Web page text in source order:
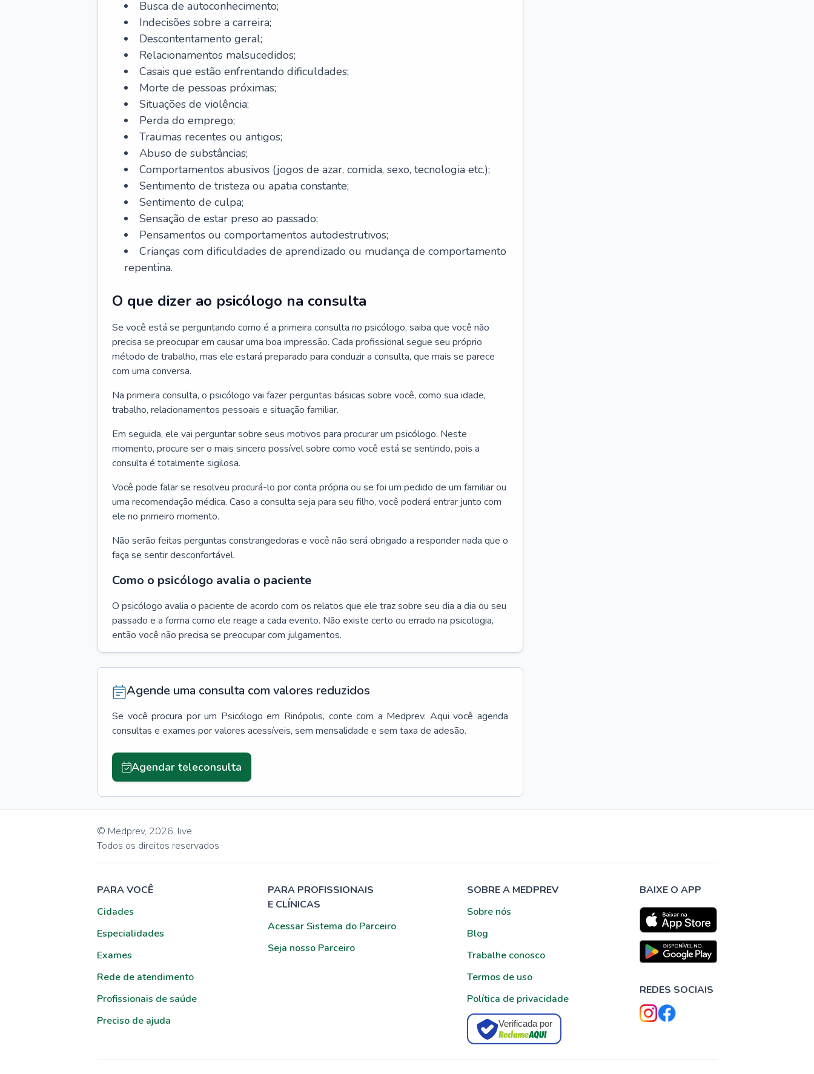
Busca de autoconhecimento;
Indecisões sobre a carreira;
Descontentamento geral;
Relacionamentos malsucedidos;
Casais que estão enfrentando dificuldades;
Morte de pessoas próximas;
Situações de violência;
Perda do emprego;
Traumas recentes ou antigos;
Abuso de substâncias;
Comportamentos abusivos (jogos de azar, comida, sexo, tecnologia etc.);
Sentimento de tristeza ou apatia constante;
Sentimento de culpa;
Sensação de estar preso ao passado;
Pensamentos ou comportamentos autodestrutivos;
Crianças com dificuldades de aprendizado ou mudança de comportamento
repentina.
O que dizer ao psicólogo na consulta
Se você está se perguntando como é a primeira consulta no psicólogo, saiba que você não
precisa se preocupar em causar uma boa impressão. Cada profissional segue seu próprio
método de trabalho, mas ele estará preparado para conduzir a consulta, que mais se parece
com uma conversa.
Na primeira consulta, o psicólogo vai fazer perguntas básicas sobre você, como sua idade,
trabalho, relacionamentos pessoais e situação familiar.
Em seguida, ele vai perguntar sobre seus motivos para procurar um psicólogo. Neste
momento, procure ser o mais sincero possível sobre como você está se sentindo, pois a
consulta é totalmente sigilosa.
Você pode falar se resolveu procurá-lo por conta própria ou se foi um pedido de um familiar ou
uma recomendação médica. Caso a consulta seja para seu filho, você poderá entrar junto com
ele no primeiro momento.
Não serão feitas perguntas constrangedoras e você não será obrigado a responder nada que o
faça se sentir desconfortável.
Como o psicólogo avalia o paciente
O psicólogo avalia o paciente de acordo com os relatos que ele traz sobre seu dia a dia ou seu
passado e a forma como ele reage a cada evento. Não existe certo ou errado na psicologia,
então você não precisa se preocupar com julgamentos.
Agende uma consulta com valores reduzidos
Se você procura por um Psicólogo em Rinópolis, conte com a Medprev. Aqui você agenda
consultas e exames por valores acessíveis, sem mensalidade e sem taxa de adesão.
Agendar teleconsulta
© Medprev, 2026, live
Todos os direitos reservados
PARA VOCÊ
Cidades
Especialidades
Exames
Rede de atendimento
Profissionais de saúde
Preciso de ajuda
PARA PROFISSIONAIS
E CLÍNICAS
Acessar Sistema do Parceiro
Seja nosso Parceiro
SOBRE A MEDPREV
Sobre nós
Blog
Trabalhe conosco
Termos de uso
Política de privacidade
Verificada por
BAIXE O APP
REDES SOCIAIS